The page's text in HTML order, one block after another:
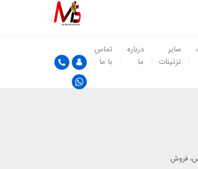
سایر
تزئینات
درباره
ما
تماس
با ما
پس، فروش